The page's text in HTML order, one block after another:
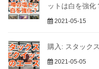
ットは白を強化
2021-05-15
購入: スタック
2021-05-05